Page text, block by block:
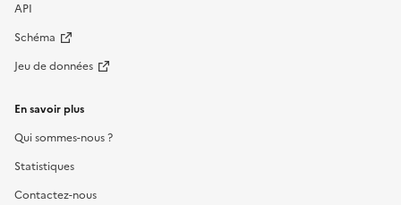
API
Schéma
Jeu de données
En savoir plus
Qui sommes-nous ?
Statistiques
Contactez-nous